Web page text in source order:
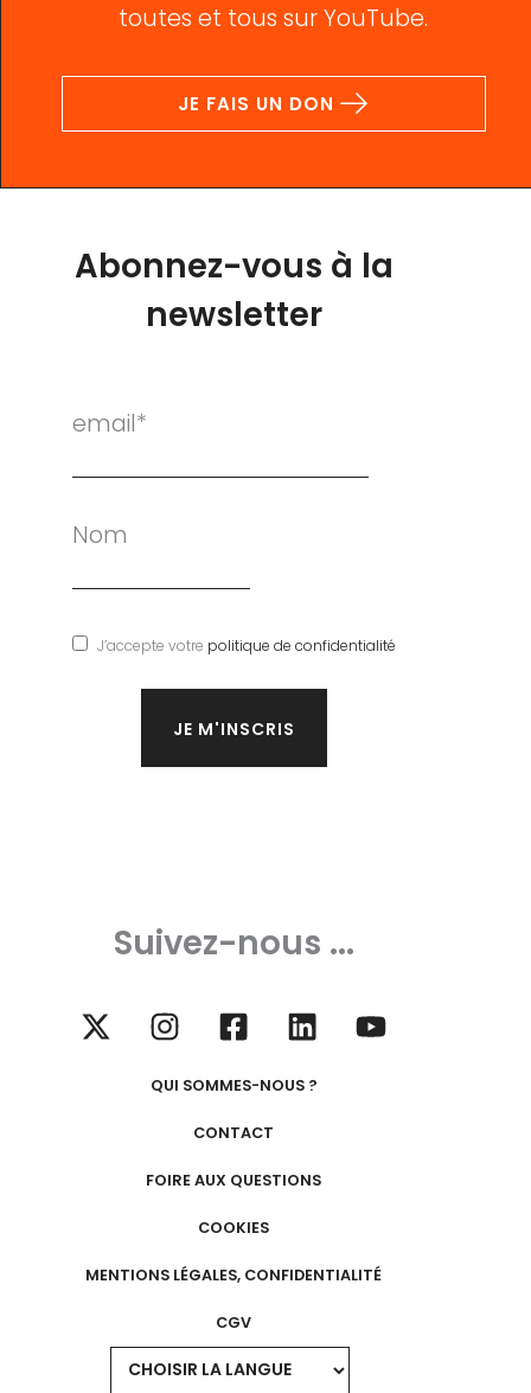
toutes et tous sur YouTube.
JE FAIS UN DON
Abonnez-vous à la
newsletter
email*
Nom
J’accepte votre politique de confidentialité
Suivez-nous ...
QUI SOMMES-NOUS ?
CONTACT
FOIRE AUX QUESTIONS
COOKIES
MENTIONS LÉGALES, CONFIDENTIALITÉ
CGV